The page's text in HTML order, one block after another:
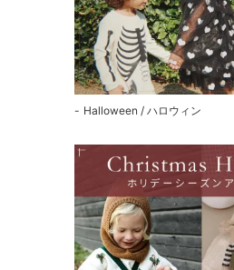
Halloween / ハロウィン